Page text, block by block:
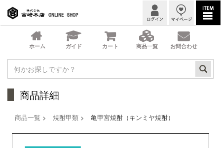
商品詳細
商品一覧 > 焼酎甲類 > 亀甲宮焼酎（キンミヤ焼酎）